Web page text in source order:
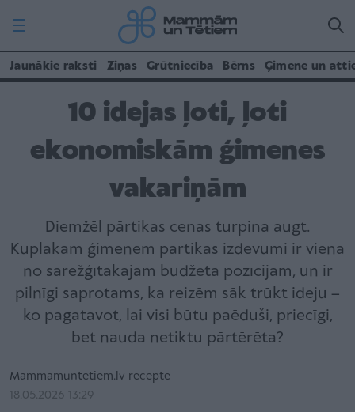
Jaunākie raksti Ziņas Grūtniecība Bērns Ģimene un
10 idejas ļoti, ļoti
ekonomiskām ģimenes
vakariņām
Diemžēl pārtikas cenas turpina augt.
Kuplākām ģimenēm pārtikas izdevumi ir viena
no sarežģītākajām budžeta pozīcijām, un ir
pilnīgi saprotams, ka reizēm sāk trūkt ideju –
ko pagatavot, lai visi būtu paēduši, priecīgi,
bet nauda netiktu pārtērēta?
Mammamuntetiem.lv recepte
18.05.2026 13:29